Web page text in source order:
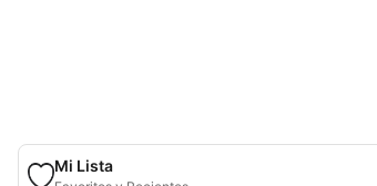
Mi Lista